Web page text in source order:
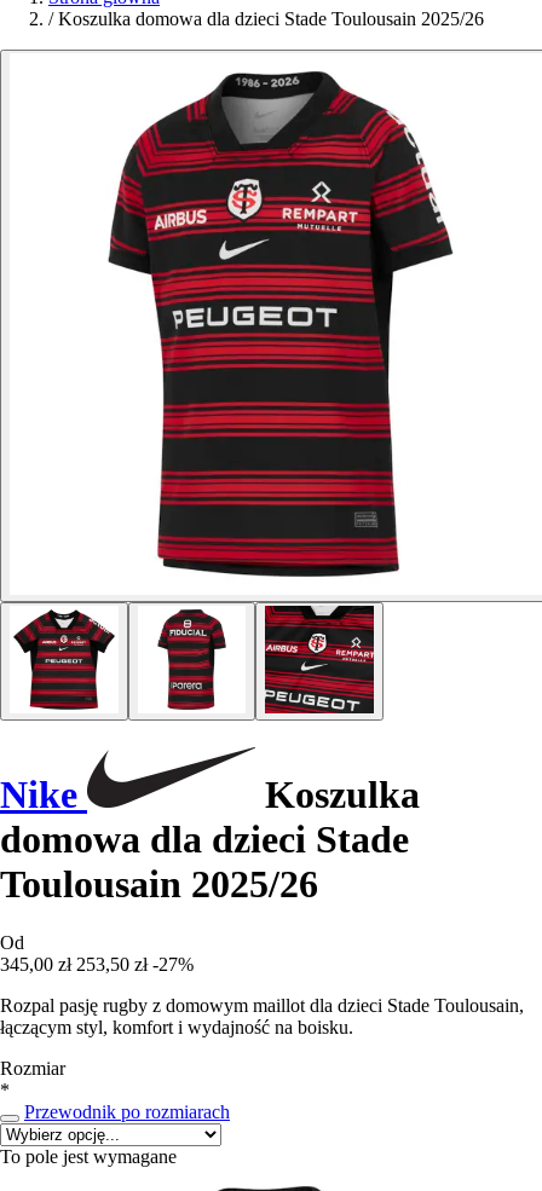
/ Koszulka domowa dla dzieci Stade Toulousain 2025/26
Nike
Koszulka
domowa dla dzieci Stade
Toulousain 2025/26
Od
345,00 zł 253,50 zł -27%
Rozpal pasję rugby z domowym maillot dla dzieci Stade Toulousain,
łączącym styl, komfort i wydajność na boisku.
Rozmiar
*
Przewodnik po rozmiarach
To pole jest wymagane